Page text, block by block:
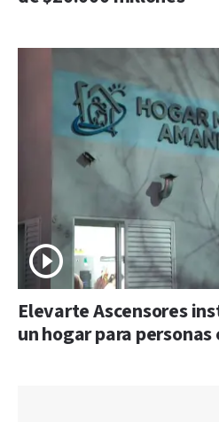
Elevarte Ascensores
un hogar para